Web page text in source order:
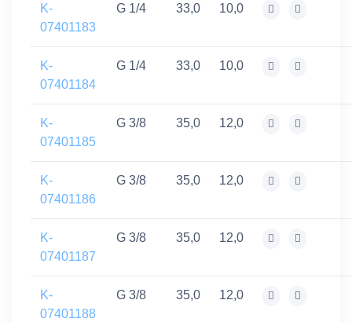
K-
07401183
G 1/4 33,0 10,0
K-
07401184
G 1/4 33,0 10,0
K-
07401185
G 3/8 35,0 12,0
K-
07401186
G 3/8 35,0 12,0
K-
07401187
G 3/8 35,0 12,0
K-
07401188
G 3/8 35,0 12,0